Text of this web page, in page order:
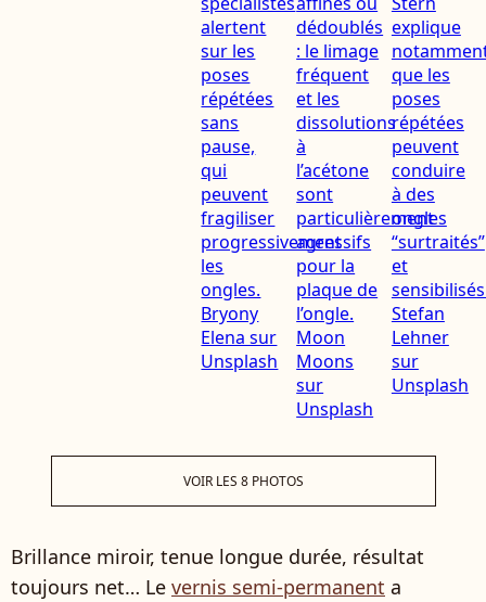
VOIR LES 8 PHOTOS
Brillance miroir, tenue longue durée, résultat
toujours net… Le vernis semi-permanent a